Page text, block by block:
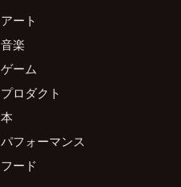
アート
音楽
ゲーム
プロダクト
本
パフォーマンス
フード